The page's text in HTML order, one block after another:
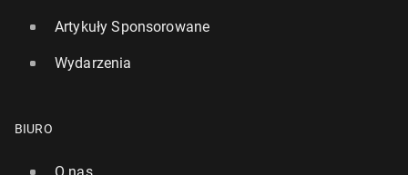
Artykuły Sponsorowane
Wydarzenia
BIURO